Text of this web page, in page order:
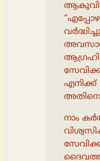
അതിനെ
നാം